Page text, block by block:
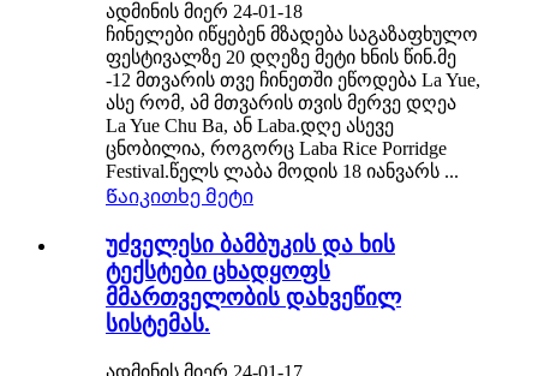
ადმინის მიერ 24-01-18
ჩინელები იწყებენ მზადება საგაზაფხულო
ფესტივალზე 20 დღეზე მეტი ხნის წინ.მე
-12 მთვარის თვე ჩინეთში ეწოდება La Yue,
ასე რომ, ამ მთვარის თვის მერვე დღეა
La Yue Chu Ba, ან Laba.დღე ასევე
ცნობილია, როგორც Laba Rice Porridge
Festival.წელს ლაბა მოდის 18 იანვარს ...
Წაიკითხე მეტი
უძველესი ბამბუკის და ხის
ტექსტები ცხადყოფს
მმართველობის დახვეწილ
სისტემას.
ადმინის მიერ 24-01-17